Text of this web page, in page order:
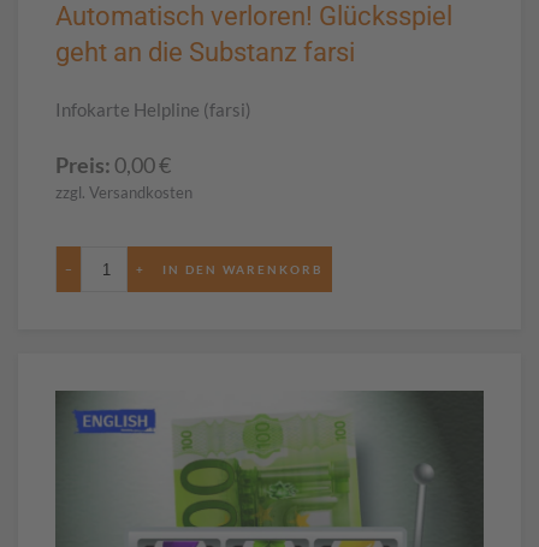
Automatisch verloren! Glücksspiel
geht an die Substanz farsi
Infokarte Helpline (farsi)
Preis: 0,00€
zzgl. Versandkosten
− +